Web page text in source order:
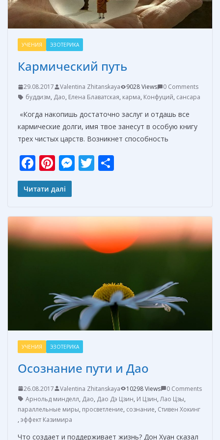
УЧЕНИЯ ЭЗОТЕРИКА
Кармический путь
29.08.2017 Valentina Zhitanskaya 9028 Views
0 Comments
буддизм, Дао, Елена Блаватская, карма, Конфуций, сансара
«Когда накопишь достаточно заслуг и отдашь все
кармические долги, имя твое занесут в особую книгу
трех чистых царств. Возникнет способность
F
ac
e
o
o
k
Pi
nt
er
st
M
n
g
er
T
а
в
и
ь
Читати далі
УЧЕНИЯ ЭЗОТЕРИКА
Осознание пути и Дао
26.08.2017 Valentina Zhitanskaya 10298 Views
0 Comments
Арнольд минделл, Дао, Дао Дэ Цзин, И Цзин,Лао Цзы,
параллельные миры, просветление, сознание, Стивен Хокинг
, эффект Казимира
Что создает и поддерживает жизнь? Дон Хуан сказал